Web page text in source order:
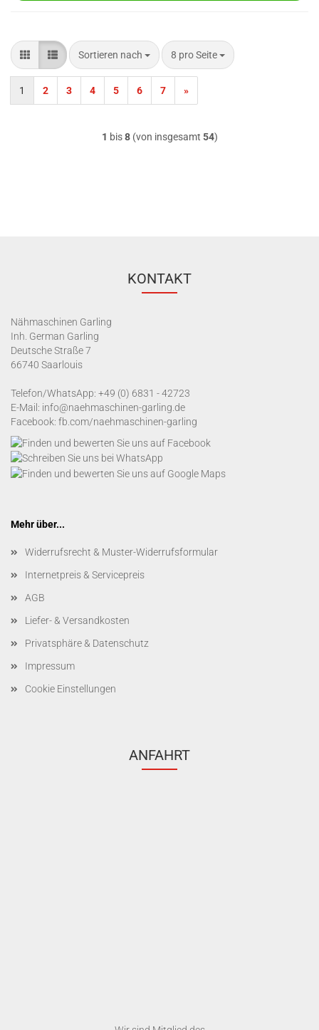
Sortieren nach
Sortieren nach 8 pro Seite
pro Seite
1 2 3 4 5 6 7 »
1 bis8(von insgesamt 54)
KONTAKT
Nähmaschinen Garling
Inh. German Garling
Deutsche Straße 7
66740 Saarlouis
Telefon/WhatsApp: +49 (0) 6831 - 42723
E-Mail: info@naehmaschinen-garling.de
Facebook: fb.com/naehmaschinen-garling
Mehr über...
Widerrufsrecht & Muster-Widerrufsformular
Internetpreis & Servicepreis
AGB
Liefer- & Versandkosten
Privatsphäre & Datenschutz
Impressum
Cookie Einstellungen
ANFAHRT